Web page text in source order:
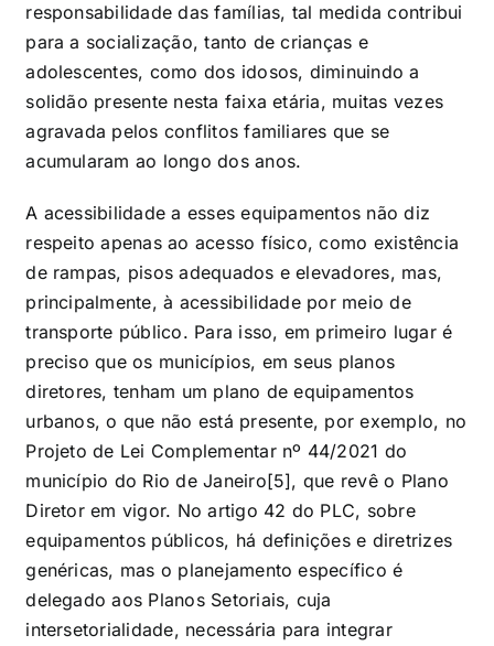
responsabilidade das famílias, tal medida contribui
para a socialização, tanto de crianças e
adolescentes, como dos idosos, diminuindo a
solidão presente nesta faixa etária, muitas vezes
agravada pelos conflitos familiares que se
acumularam ao longo dos anos.
A acessibilidade a esses equipamentos não diz
respeito apenas ao acesso físico, como existência
de rampas, pisos adequados e elevadores, mas,
principalmente, à acessibilidade por meio de
transporte público. Para isso, em primeiro lugar é
preciso que os municípios, em seus planos
diretores, tenham um plano de equipamentos
urbanos, o que não está presente, por exemplo, no
Projeto de Lei Complementar nº 44/2021 do
município do Rio de Janeiro[5], que revê o Plano
Diretor em vigor. No artigo 42 do PLC, sobre
equipamentos públicos, há definições e diretrizes
genéricas, mas o planejamento específico é
delegado aos Planos Setoriais, cuja
intersetorialidade, necessária para integrar